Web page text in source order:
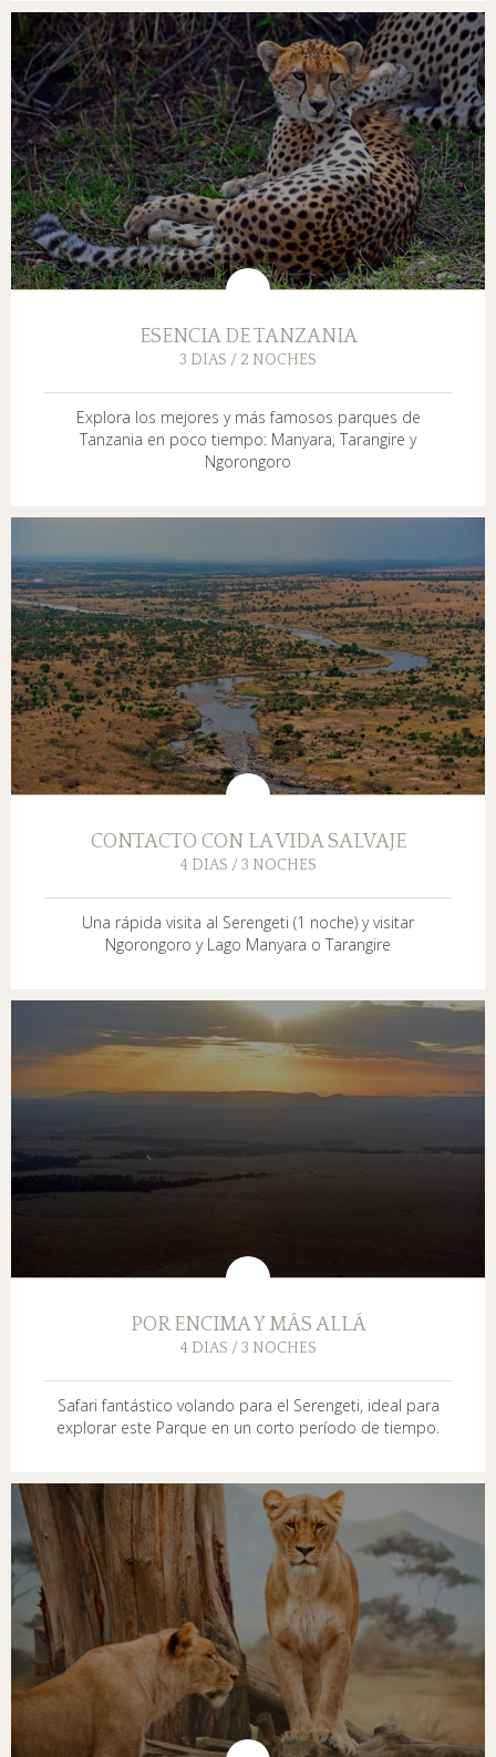
ESENCIA DE TANZANIA
3 DIAS / 2 NOCHES
Explora los mejores y más famosos parques de
Tanzania en poco tiempo: Manyara, Tarangire y
Ngorongoro
CONTACTO CON LA VIDA SALVAJE
4 DIAS / 3 NOCHES
Una rápida visita al Serengeti (1 noche) y visitar
Ngorongoro y Lago Manyara o Tarangire
POR ENCIMA Y MÁS ALLÁ
4 DIAS / 3 NOCHES
Safari fantástico volando para el Serengeti, ideal para
explorar este Parque en un corto período de tiempo.